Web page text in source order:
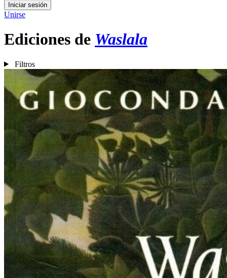
Iniciar sesión
Unirse
Ediciones de Waslala
Filtros